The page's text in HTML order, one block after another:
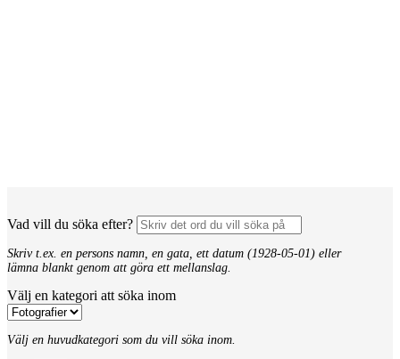
Vad vill du söka efter?
Skriv t.ex. en persons namn, en gata, ett datum (1928-05-01) eller
lämna blankt genom att göra ett mellanslag.
Välj en kategori att söka inom
Välj en huvudkategori som du vill söka inom.